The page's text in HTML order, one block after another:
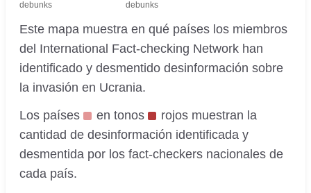
debunks debunks
Este mapa muestra en qué países los miembros
del International Fact-checking Network han
identificado y desmentido desinformación sobre
la invasión en Ucrania.
Los países
en tonos
rojos muestran la
cantidad de desinformación identificada y
desmentida por los fact-checkers nacionales de
cada país.